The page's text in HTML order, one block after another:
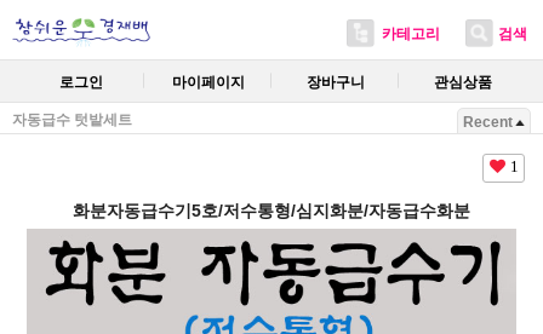
카테고리 검색
로그인 마이페이지 장바구니 관심상품
자동급수 텃밭세트 Recent
1
화분자동급수기5호/저수통형/심지화분/자동급수화분